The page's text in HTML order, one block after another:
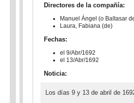
Directores de la compañía:
Manuel Ángel (o Baltasar
Laura, Fabiana (de)
Fechas:
el 9/Abr/1692
el 13/Abr/1692
Noticia:
Los días 9 y 13 de abril de